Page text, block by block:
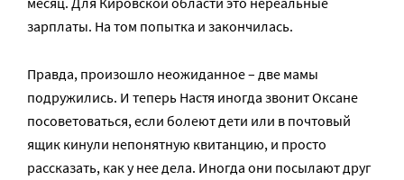
зарплаты. На том попытка и закончилась.
Правда, произошло неожиданное – две мамы
подружились. И теперь Настя иногда звонит Оксане
посоветоваться, если болеют дети или в почтовый
ящик кинули непонятную квитанцию, и просто
рассказать, как у нее дела. Иногда они посылают друг